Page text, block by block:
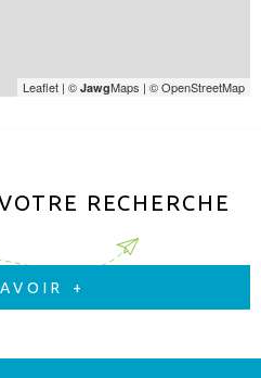
Leaflet | © JawgMaps | © OpenStreetMap
RECHERCHE
+